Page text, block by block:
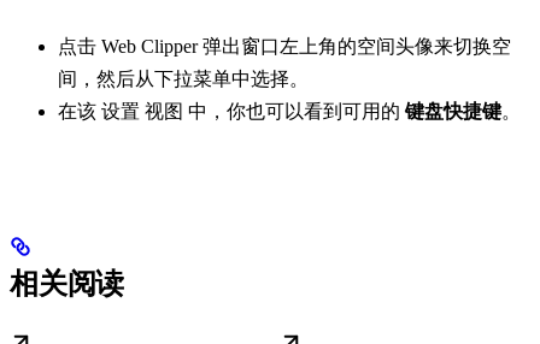
点击 Web Clipper 弹出窗口左上角的空间头像来切换空
间，然后从下拉菜单中选择。
在该 设置 视图 中，你也可以看到可用的 键盘快捷键。
相关阅读